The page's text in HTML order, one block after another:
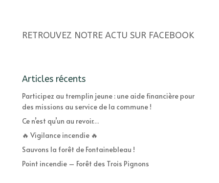
RETROUVEZ NOTRE ACTU SUR FACEBOOK
Articles récents
Participez au tremplin jeune : une aide financière pour
des missions au service de la commune !
Ce n’est qu’un au revoir…
🔥 Vigilance incendie 🔥
Sauvons la forêt de Fontainebleau !
Point incendie – Forêt des Trois Pignons